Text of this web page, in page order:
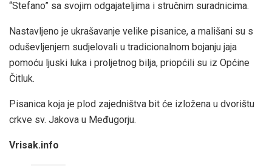
“Stefano” sa svojim odgajateljima i stručnim suradnicima.
Nastavljeno je ukrašavanje velike pisanice, a mališani su s
oduševljenjem sudjelovali u tradicionalnom bojanju jaja
pomoću ljuski luka i proljetnog bilja, priopćili su iz Općine
Čitluk.
Pisanica koja je plod zajedništva bit će izložena u dvorištu
crkve sv. Jakova u Međugorju.
Vrisak.info